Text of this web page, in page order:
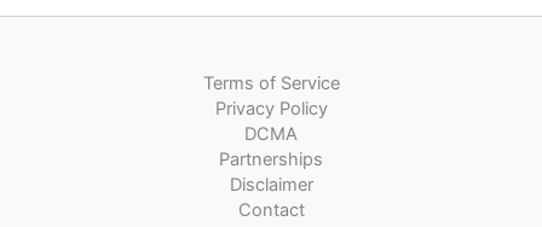
Terms of Service
Privacy Policy
DCMA
Partnerships
Disclaimer
Contact